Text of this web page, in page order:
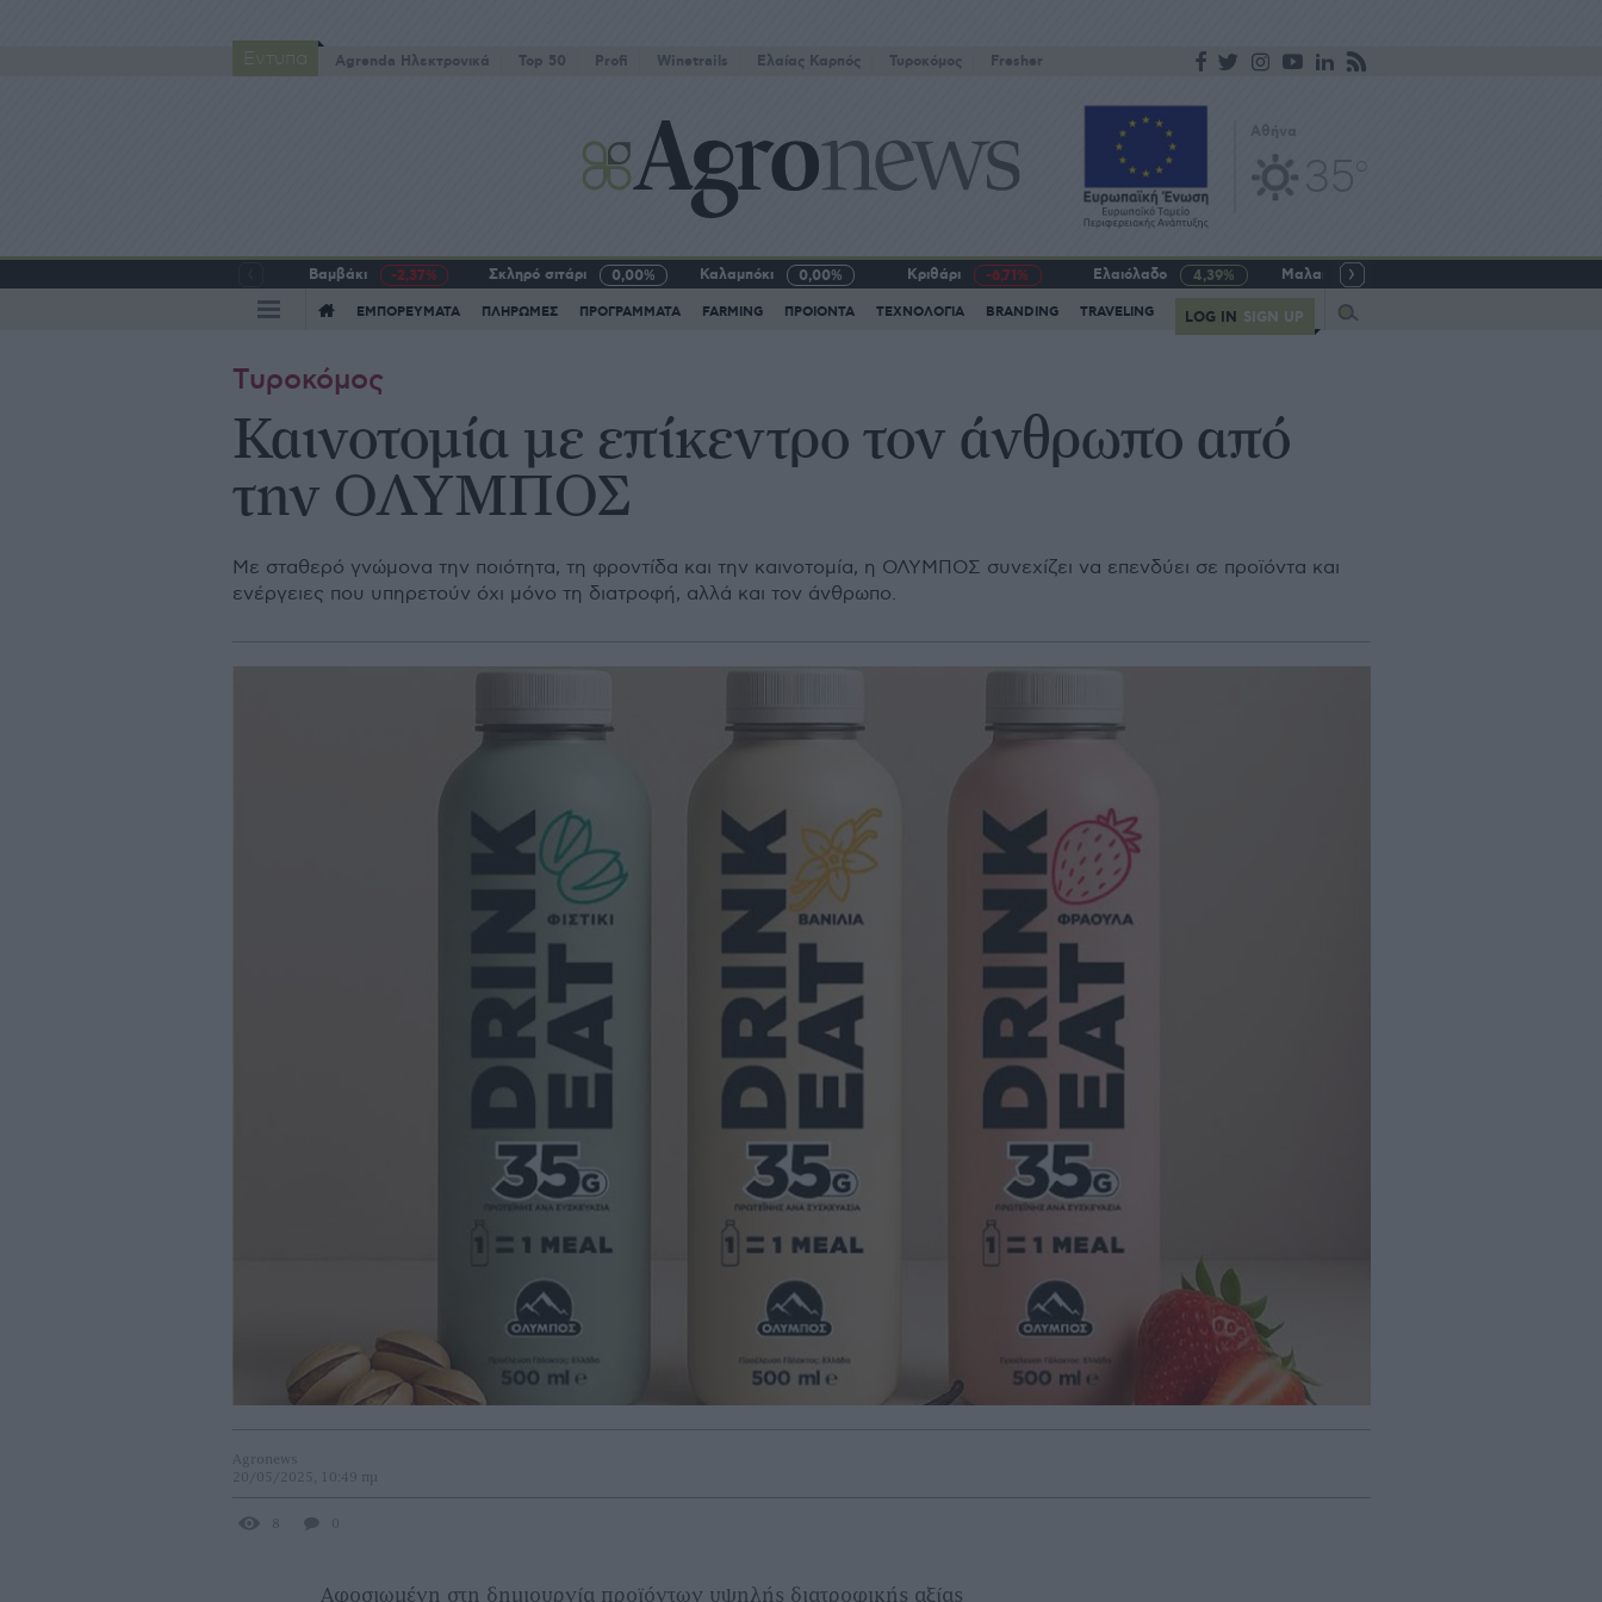
Έντυπα Agrenda Ηλεκτρονικά Top 50 Profi Winetrails Eλαίας Καρπός Τυροκόμος Fresher
Βαμβάκι -2,37% Σκληρό σιτάρι 0,00% Καλαμπόκι 0,00% Κριθάρι -6,71% Ελαιόλαδο 4,39% Μαλακό σιτάρι
ΕΜΠΟΡΕΥΜΑΤΑ ΠΛΗΡΩΜΕΣ ΠΡΟΓΡΑΜΜΑΤΑ FARMING ΠΡΟΙΟΝΤΑ ΤΕΧΝΟΛΟΓΙΑ BRANDING TRAVELING LOG IN SIGN UP
Τυροκόμος
Καινοτομία με επίκεντρο τον άνθρωπο από
την ΟΛΥΜΠΟΣ
Με σταθερό γνώμονα την ποιότητα, τη φροντίδα και την καινοτομία, η ΟΛΥΜΠΟΣ συνεχίζει να επενδύει σε προϊόντα και
ενέργειες που υπηρετούν όχι μόνο τη διατροφή, αλλά και τον άνθρωπο.
Agronews
20/05/2025, 10:49 πμ
8 0
Αφοσιωμένη στη δημιουργία προϊόντων υψηλής διατροφικής αξίας